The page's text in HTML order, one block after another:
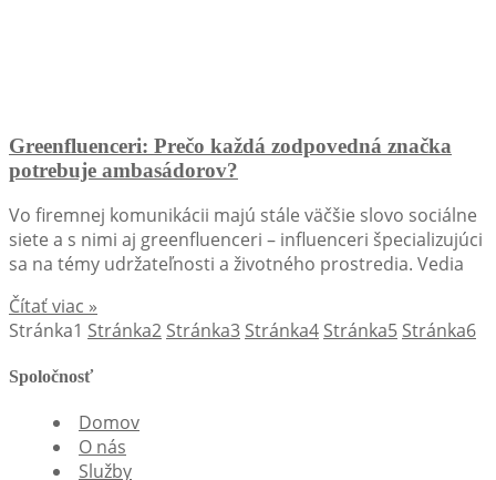
Greenfluenceri: Prečo každá zodpovedná značka
potrebuje ambasádorov?
Vo firemnej komunikácii majú stále väčšie slovo sociálne
siete a s nimi aj greenfluenceri – influenceri špecializujúci
sa na témy udržateľnosti a životného prostredia. Vedia
Čítať viac »
Stránka1 Stránka2 Stránka3 Stránka4 Stránka5 Stránka6
Spoločnosť
Domov
O nás
Služby